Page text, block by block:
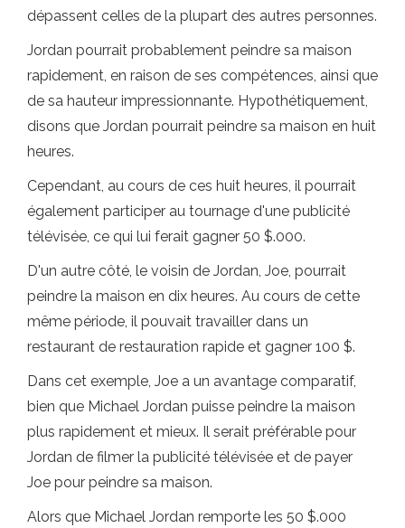
dépassent celles de la plupart des autres personnes.
Jordan pourrait probablement peindre sa maison
rapidement, en raison de ses compétences, ainsi que
de sa hauteur impressionnante. Hypothétiquement,
disons que Jordan pourrait peindre sa maison en huit
heures.
Cependant, au cours de ces huit heures, il pourrait
également participer au tournage d'une publicité
télévisée, ce qui lui ferait gagner 50 $.000.
D'un autre côté, le voisin de Jordan, Joe, pourrait
peindre la maison en dix heures. Au cours de cette
même période, il pouvait travailler dans un
restaurant de restauration rapide et gagner 100 $.
Dans cet exemple, Joe a un avantage comparatif,
bien que Michael Jordan puisse peindre la maison
plus rapidement et mieux. Il serait préférable pour
Jordan de filmer la publicité télévisée et de payer
Joe pour peindre sa maison.
Alors que Michael Jordan remporte les 50 $.000